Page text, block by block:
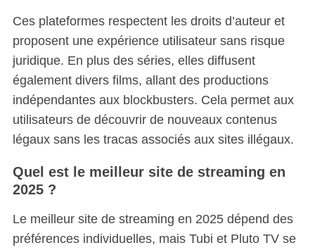
Ces plateformes respectent les droits d’auteur et
proposent une expérience utilisateur sans risque
juridique. En plus des séries, elles diffusent
également divers films, allant des productions
indépendantes aux blockbusters. Cela permet aux
utilisateurs de découvrir de nouveaux contenus
légaux sans les tracas associés aux sites illégaux.
Quel est le meilleur site de streaming en
2025 ?
Le meilleur site de streaming en 2025 dépend des
préférences individuelles, mais Tubi et Pluto TV se